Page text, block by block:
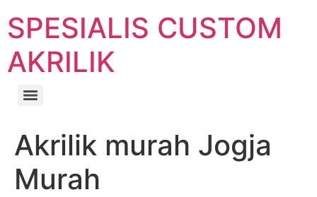
SPESIALIS CUSTOM
AKRILIK
Akrilik murah Jogja
Murah